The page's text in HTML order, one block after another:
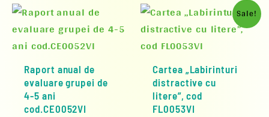
Raport anual de
evaluare grupei de
4-5 ani
cod.CE0052VI
Sale!
Cartea „Labirinturi
distractive cu
litere”, cod
FL0053VI
Prețul
inițial
a
fost:
40,00 MDL.
Prețul
este: